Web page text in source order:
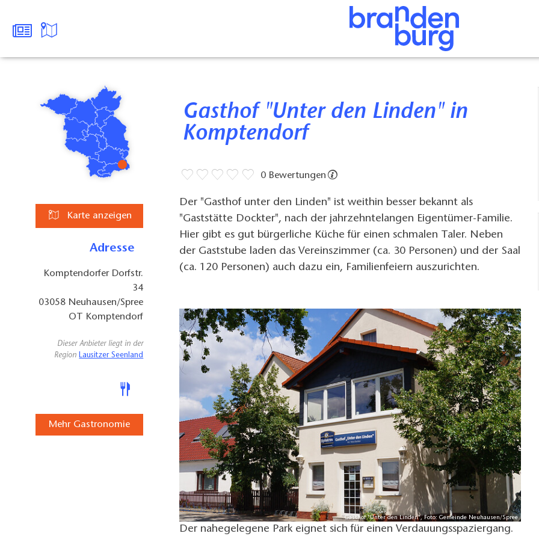
Karte anzeigen
Adresse
Komptendorfer Dorfstr.
34
03058 Neuhausen/Spree
OT Komptendorf
Dieser Anbieter liegt in der
Region Lausitzer Seenland
Mehr Gastronomie
Gasthof "Unter den Linden" in
Komptendorf
0 Bewertungen
Der "Gasthof unter den Linden" ist weithin besser bekannt als
"Gaststätte Dockter", nach der jahrzehntelangen Eigentümer-Familie.
Hier gibt es gut bürgerliche Küche für einen schmalen Taler. Neben
der Gaststube laden das Vereinszimmer (ca. 30 Personen) und der Saal
(ca. 120 Personen) auch dazu ein, Familienfeiern auszurichten.
Gasthof "Unter den Linden", Foto: Gemeinde Neuhausen/Spree
Der nahegelegene Park eignet sich für einen Verdauungsspaziergang.